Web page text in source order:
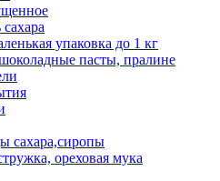
упаковка до 1 кг
пасты, пралине
сахара,сиропы
ореховая мука